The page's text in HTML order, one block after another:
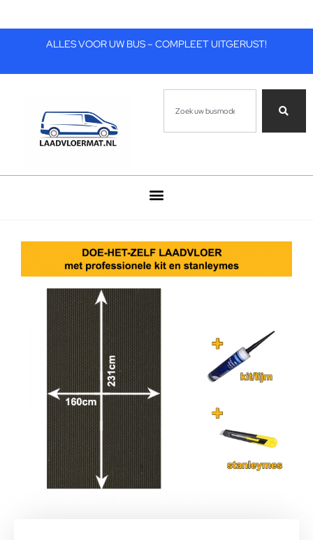
ALLES VOOR UW BUS – COMPLEET UITGERUST!